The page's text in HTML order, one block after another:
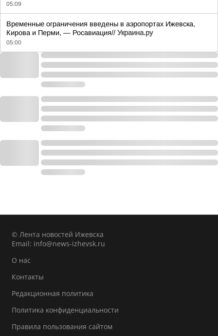
05:09
Временные ограничения введены в аэропортах Ижевска,
Кирова и Перми, — Росавиация// Украина.ру
05:00
© Лента новостей Ижевска
Email: info@news-izhevsk.ru
О нас
Контакты
Редакционная политика
Политика конфиденциальности
Правила пользования сайтом